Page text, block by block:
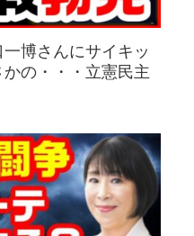
一博さんにサイキッ
の・・・立憲民主